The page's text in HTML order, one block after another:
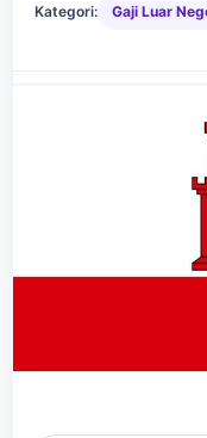
Kategori: Gaji Luar